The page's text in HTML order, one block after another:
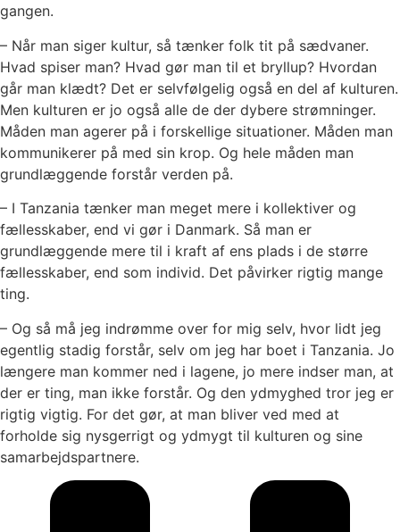
gangen.
– Når man siger kultur, så tænker folk tit på sædvaner.
Hvad spiser man? Hvad gør man til et bryllup? Hvordan
går man klædt? Det er selvfølgelig også en del af kulturen.
Men kulturen er jo også alle de der dybere strømninger.
Måden man agerer på i forskellige situationer. Måden man
kommunikerer på med sin krop. Og hele måden man
grundlæggende forstår verden på.
– I Tanzania tænker man meget mere i kollektiver og
fællesskaber, end vi gør i Danmark. Så man er
grundlæggende mere til i kraft af ens plads i de større
fællesskaber, end som individ. Det påvirker rigtig mange
ting.
– Og så må jeg indrømme over for mig selv, hvor lidt jeg
egentlig stadig forstår, selv om jeg har boet i Tanzania. Jo
længere man kommer ned i lagene, jo mere indser man, at
der er ting, man ikke forstår. Og den ydmyghed tror jeg er
rigtig vigtig. For det gør, at man bliver ved med at
forholde sig nysgerrigt og ydmygt til kulturen og sine
samarbejdspartnere.